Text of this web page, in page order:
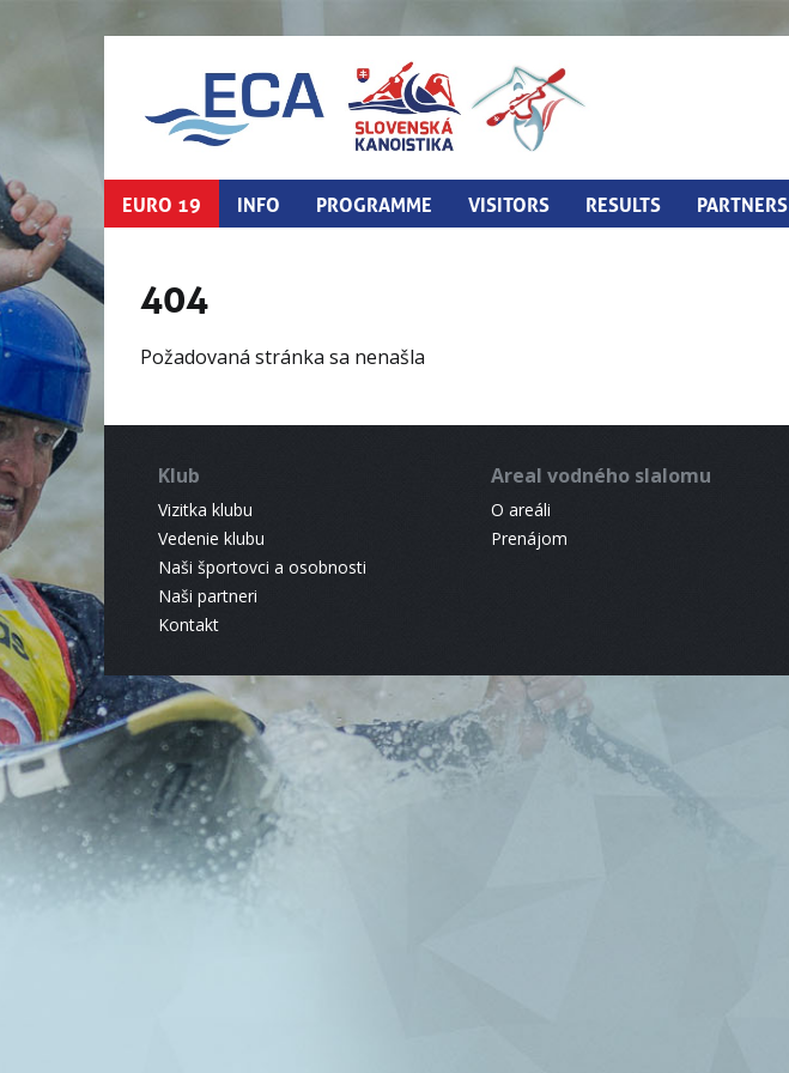
EURO 19 INFO PROGRAMME VISITORS RESULTS PARTNERS
404
Požadovaná stránka sa nenašla
Klub
Vizitka klubu
Vedenie klubu
Naši športovci a osobnosti
Naši partneri
Kontakt
Areal vodného slalomu
O areáli
Prenájom